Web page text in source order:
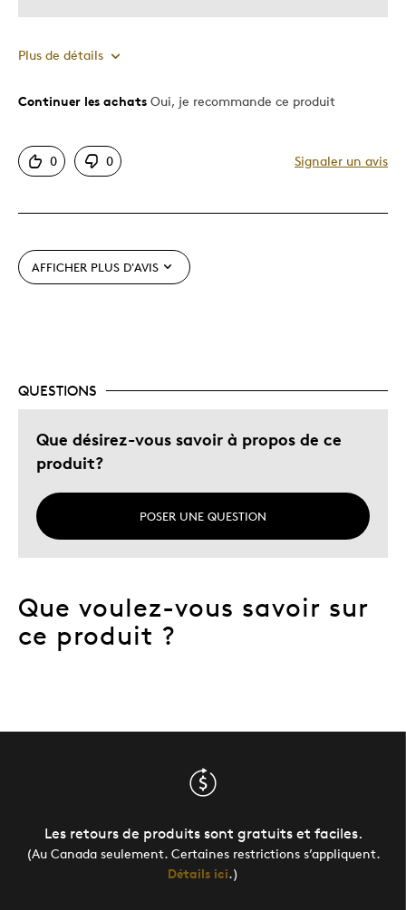
Plus de détails
Le pour
Décrivez-vous Chasseur d'aubaines
Continuer les achats Oui, je recommande ce produit
0 0 Signaler un avis
AFFICHER PLUS D'AVIS
QUESTIONS
Que désirez-vous savoir à propos de ce
produit?
POSER UNE QUESTION
Que voulez-vous savoir sur
ce produit ?
Les retours de produits sont gratuits et faciles.
(Au Canada seulement. Certaines restrictions s’appliquent.
Détails ici.)